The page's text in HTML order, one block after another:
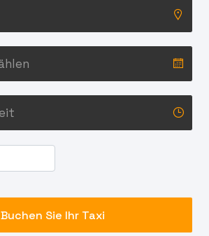
Buchen Sie Ihr Taxi